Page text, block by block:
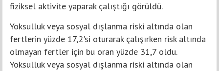
fiziksel aktivite yaparak çalıştığı görüldü.
Yoksulluk veya sosyal dışlanma riski altında olan
fertlerin yüzde 17,2'si oturarak çalışırken risk altında
olmayan fertler için bu oran yüzde 31,7 oldu.
Yoksulluk veya sosyal dışlanma riski altında olan